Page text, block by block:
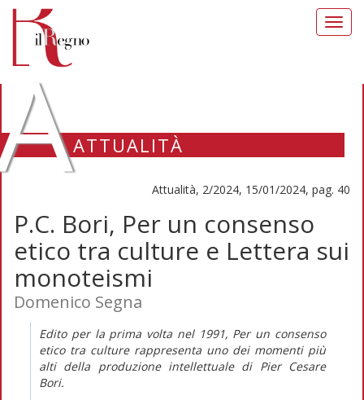
ATTUALITÀ
Attualità, 2/2024, 15/01/2024, pag. 40
P.C. Bori, Per un consenso
etico tra culture e Lettera sui
monoteismi
Domenico Segna
Edito per la prima volta nel 1991, Per un consenso
etico tra culturerappresenta uno dei momenti più
alti della produzione intellettuale di Pier Cesare
Bori.